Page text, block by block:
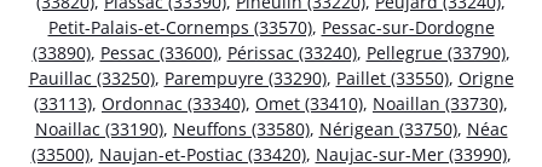
Petit-Palais-et-Cornemps (33570), Pessac-sur-Dordogne
(33890), Pessac (33600), Périssac (33240), Pellegrue (33790),
Pauillac (33250), Parempuyre (33290), Paillet (33550), Origne
(33113), Ordonnac (33340), Omet (33410), Noaillan (33730),
Noaillac (33190), Neuffons (33580), Nérigean (33750), Néac
(33500), Naujan-et-Postiac (33420), Naujac-sur-Mer (33990),